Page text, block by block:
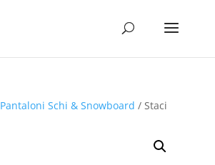
Pantaloni Schi & Snowboard / Staci